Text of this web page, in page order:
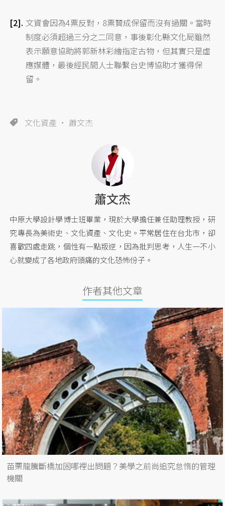
文資會因為4票反對，8票贊成保留而沒有過關。當時
制度必須超過三分之二同意，事後彰化縣文化局雖然
表示願意協助將郭新林彩繪指定古物，但其實只是虛
應媒體，最後經民間人士聯繫台史博協助才獲得保
留。
文化資產 蕭文杰
蕭文杰
中原大學設計學博士班畢業，現於大學擔任兼任助理教授，研
究專長為美術史、文化資產、文化史。平常居住在台北市，卻
喜歡四處走跳，個性有一點叛逆，因為批判思考，人生一不小
心就變成了各地政府頭痛的文化恐怖份子。
作者其他文章
苗栗龍騰斷橋加固哪裡出問題？美學之前尚追究怠惰的管理
機關